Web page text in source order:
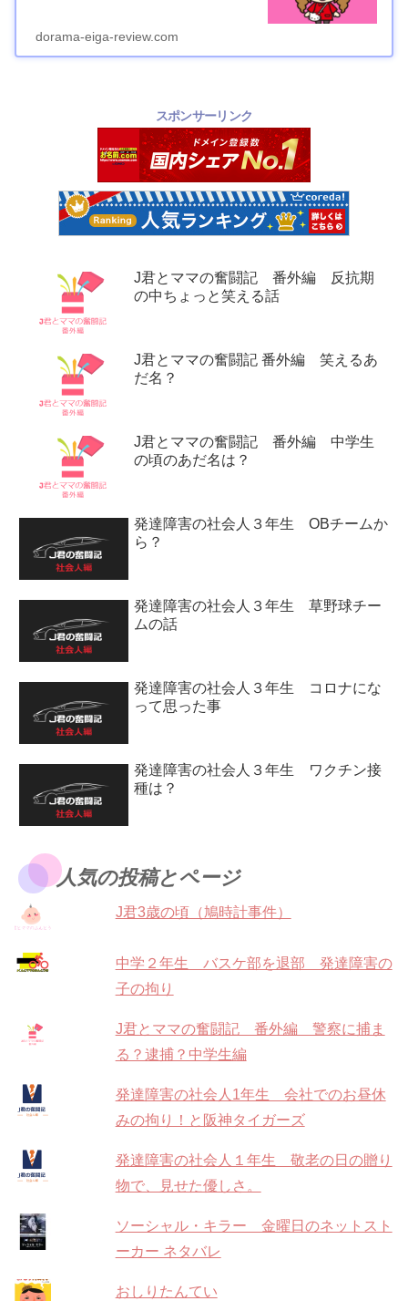
dorama-eiga-review.com
スポンサーリンク
J君とママの奮闘記 番外編 反抗期
の中ちょっと笑える話
J君とママの奮闘記 番外編 笑えるあ
だ名？
J君とママの奮闘記 番外編 中学生
の頃のあだ名は？
発達障害の社会人３年生 OBチームか
ら？
発達障害の社会人３年生 草野球チー
ムの話
発達障害の社会人３年生 コロナにな
って思った事
発達障害の社会人３年生 ワクチン接
種は？
人気の投稿とページ
J君3歳の頃（鳩時計事件）
中学２年生 バスケ部を退部 発達障害の
子の拘り
J君とママの奮闘記 番外編 警察に捕ま
る？逮捕？中学生編
発達障害の社会人1年生 会社でのお昼休
みの拘り！と阪神タイガーズ
発達障害の社会人１年生 敬老の日の贈り
物で、見せた優しさ。
ソーシャル・キラー 金曜日のネットスト
ーカー ネタバレ
おしりたんてい